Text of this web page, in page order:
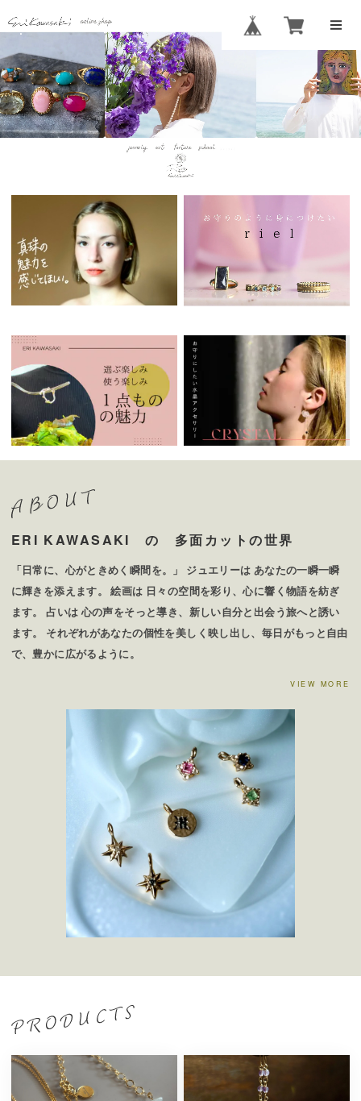
ERI KAWASAKI の 多面カットの世界
「日常に、心がときめく瞬間を。」 ジュエリーは あなたの一瞬一瞬
に輝きを添えます。 絵画は 日々の空間を彩り、心に響く物語を紡ぎ
ます。 占いは 心の声をそっと導き、新しい自分と出会う旅へと誘い
ます。 それぞれがあなたの個性を美しく映し出し、毎日がもっと自由
で、豊かに広がるように。
VIEW MORE